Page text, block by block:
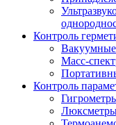
Контроль
Масс-
Контроль